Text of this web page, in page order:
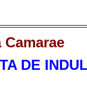
Camarae
DE